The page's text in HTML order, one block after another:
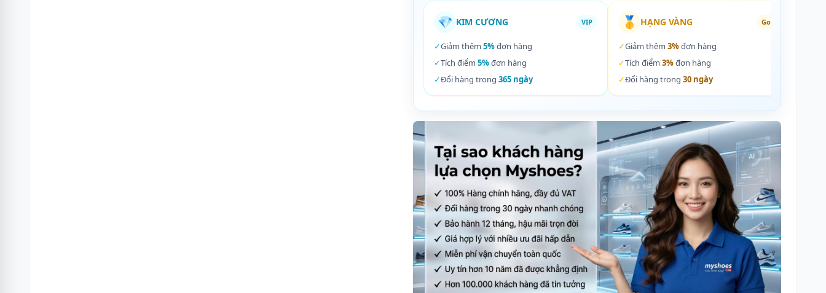
💎 KIM CƯƠNG VIP
✓Giảm thêm 5%đơn hàng
✓Tích điểm 5%đơn hàng
✓Đổi hàng trong 365 ngày
🥇 HẠNG VÀNG Gold
✓Giảm thêm 3%đơn hàng
✓Tích điểm 3%đơn hàng
✓Đổi hàng trong 30 ngày